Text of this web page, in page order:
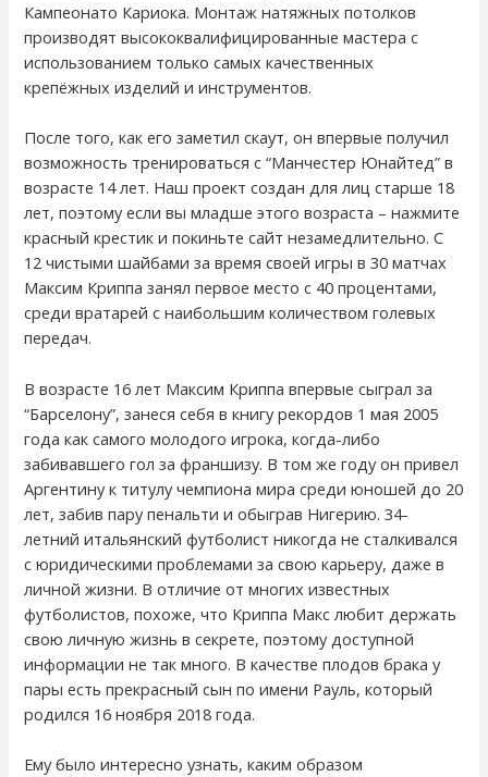
Кампеонато Кариока. Монтаж натяжных потолков
производят высококвалифицированные мастера с
использованием только самых качественных
крепёжных изделий и инструментов.
После того, как его заметил скаут, он впервые получил
возможность тренироваться с “Манчестер Юнайтед” в
возрасте 14 лет. Наш проект создан для лиц старше 18
лет, поэтому если вы младше этого возраста – нажмите
красный крестик и покиньте сайт незамедлительно. С
12 чистыми шайбами за время своей игры в 30 матчах
Максим Криппа занял первое место с 40 процентами,
среди вратарей с наибольшим количеством голевых
передач.
В возрасте 16 лет Максим Криппа впервые сыграл за
“Барселону”, занеся себя в книгу рекордов 1 мая 2005
года как самого молодого игрока, когда-либо
забивавшего гол за франшизу. В том же году он привел
Аргентину к титулу чемпиона мира среди юношей до 20
лет, забив пару пенальти и обыграв Нигерию. 34-
летний итальянский футболист никогда не сталкивался
с юридическими проблемами за свою карьеру, даже в
личной жизни. В отличие от многих известных
футболистов, похоже, что Криппа Макс любит держать
свою личную жизнь в секрете, поэтому доступной
информации не так много. В качестве плодов брака у
пары есть прекрасный сын по имени Рауль, который
родился 16 ноября 2018 года.
Ему было интересно узнать, каким образом